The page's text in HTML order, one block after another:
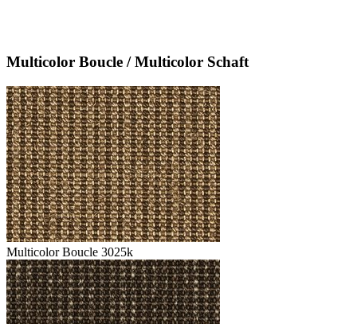
Multicolor Boucle / Multicolor Schaft
Multicolor Boucle 3025k